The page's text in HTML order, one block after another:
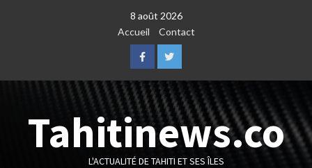
8 août 2026
Accueil
Contact
FacebookTwitter
Tahitinews.co
L'ACTUALITÉ DE TAHITI ET SES ÎLES